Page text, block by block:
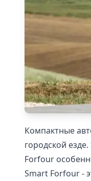
Компактные
городской
Forfour
Smart Forfour -